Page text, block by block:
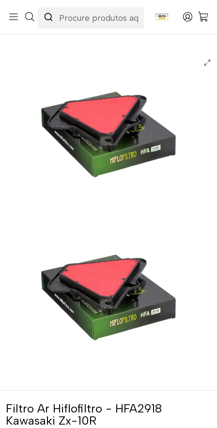
Manutenção & Consumíveis
Filtros Filtros Ar
Hiflofiltro
Filtro Ar Hiflofiltro - HFA2918 Kawasaki Zx-10R
Filtro Ar Hiflofiltro - HFA2918
Kawasaki Zx-10R